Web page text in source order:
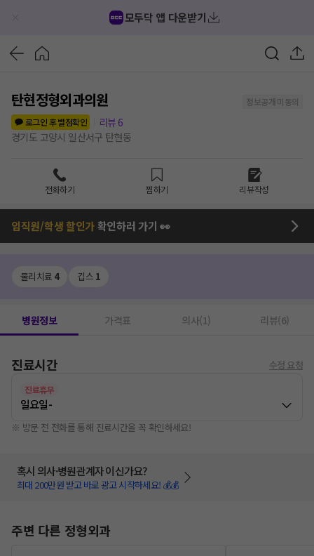
모두닥 앱 다운받기
탄현정형외과의원
정보공개 미동의
로그인 후 별점확인
리뷰 6
경기도 고양시 일산서구 탄현동
전화하기 찜하기 리뷰작성
임직원/학생 할인가확인하러 가기 👀
물리치료 4 깁스 1
병원정보 가격표 의사(1) 리뷰(6)
진료시간 수정 요청
진료휴무
일요일-
※ 방문 전 전화를 통해 진료시간을 꼭 확인하세요!
혹시 의사·병원관계자 이신가요?
최대 200만원 받고 바로 광고 시작하세요! 💰💰
주변 다른 정형외과